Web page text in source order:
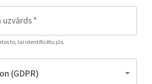
uzvārds*
to, lai identificētu jūs.